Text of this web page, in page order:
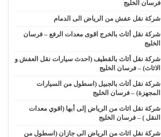
فرسان الخليج
شركة نقل عفش من الرياض الى الدمام
شركة نقل أثاث بالخرج اقوى معدات الرفع – فرسان
الخليج
شركة نقل أثاث بالقطيف (احدث سيارات نقل العفش و
الاثاث) – فرسان الخليج
شركة نقل أثاث بالجبيل (اسطول من السيارات
المجهزة) – فرسان الخليج
شركة نقل اثاث من الرياض إلى أبها (اقوي معدات
النقل ) – فرسان الخليج
شركة نقل اثاث من الرياض الى جازان (اسطول من